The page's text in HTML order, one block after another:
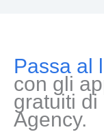
Passa al
con gli
gratuiti di
Agency.